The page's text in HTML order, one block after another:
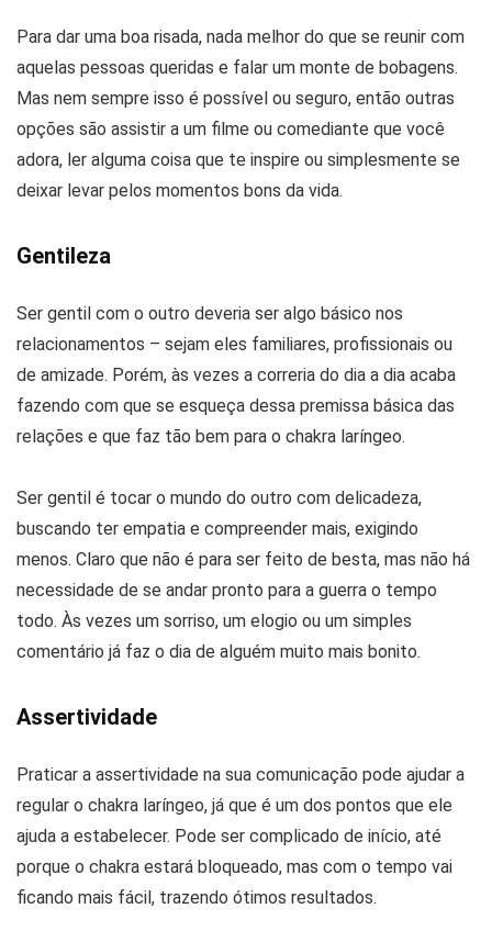
Para dar uma boa risada, nada melhor do que se reunir com
aquelas pessoas queridas e falar um monte de bobagens.
Mas nem sempre isso é possível ou seguro, então outras
opções são assistir a um filme ou comediante que você
adora, ler alguma coisa que te inspire ou simplesmente se
deixar levar pelos momentos bons da vida.
Gentileza
Ser gentil com o outro deveria ser algo básico nos
relacionamentos – sejam eles familiares, profissionais ou
de amizade. Porém, às vezes a correria do dia a dia acaba
fazendo com que se esqueça dessa premissa básica das
relações e que faz tão bem para o chakra laríngeo.
Ser gentil é tocar o mundo do outro com delicadeza,
buscando ter empatia e compreender mais, exigindo
menos. Claro que não é para ser feito de besta, mas não há
necessidade de se andar pronto para a guerra o tempo
todo. Às vezes um sorriso, um elogio ou um simples
comentário já faz o dia de alguém muito mais bonito.
Assertividade
Praticar a assertividade na sua comunicação pode ajudar a
regular o chakra laríngeo, já que é um dos pontos que ele
ajuda a estabelecer. Pode ser complicado de início, até
porque o chakra estará bloqueado, mas com o tempo vai
ficando mais fácil, trazendo ótimos resultados.